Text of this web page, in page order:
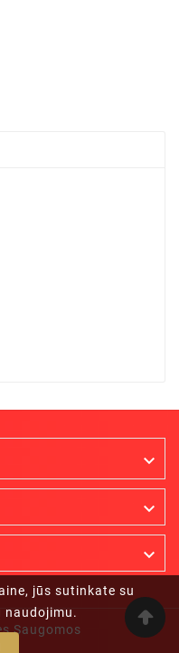
jūs sutinkate su
naudojimu.



Saugomos